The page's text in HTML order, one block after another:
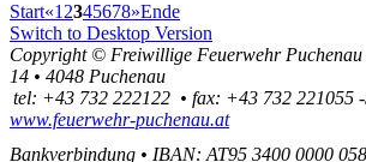
Start«1 2345678»Ende
Switch to Desktop Version
Copyright © Freiwillige Feuerwehr Puchenau
14 • 4048 Puchenau
tel: +43 732 222122 • fax: +43 732 221055
www.feuerwehr-puchenau.at
Bankverbindung • IBAN: AT95 3400 0000